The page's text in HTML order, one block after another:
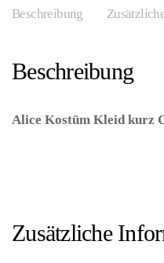
Beschreibung
Beschreibung
Alice Kostüm Kleid kurz
Zusätzliche